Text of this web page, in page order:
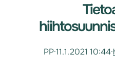
PP·11.1.2021 10:44·